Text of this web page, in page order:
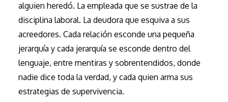
alguien heredó. La empleada que se sustrae de la
disciplina laboral. La deudora que esquiva a sus
acreedores. Cada relación esconde una pequeña
jerarquía y cada jerarquía se esconde dentro del
lenguaje, entre mentiras y sobrentendidos, donde
nadie dice toda la verdad, y cada quien arma sus
estrategias de supervivencia.